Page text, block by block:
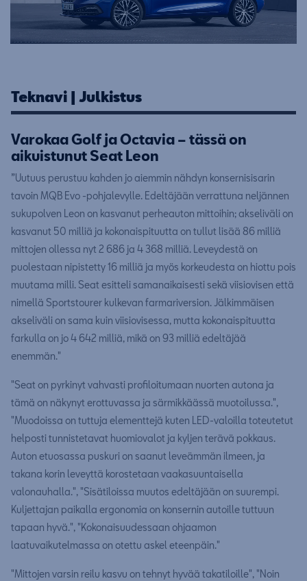
Teknavi | Julkistus
Varokaa Golf ja Octavia – tässä on
aikuistunut Seat Leon
”Uutuus perustuu kahden jo aiemmin nähdyn konsernisisarin
tavoin MQB Evo -pohjalevylle. Edeltäjään verrattuna neljännen
sukupolven Leon on kasvanut perheauton mittoihin; akseliväli on
kasvanut 50 milliä ja kokonaispituutta on tullut lisää 86 milliä
mittojen ollessa nyt 2 686 ja 4 368 milliä. Leveydestä on
puolestaan nipistetty 16 milliä ja myös korkeudesta on hiottu pois
muutama milli. Seat esitteli samanaikaisesti sekä viisiovisen että
nimellä Sportstourer kulkevan farmariversion. Jälkimmäisen
akseliväli on sama kuin viisiovisessa, mutta kokonaispituutta
farkulla on jo 4 642 milliä, mikä on 93 milliä edeltäjää
enemmän."
"Seat on pyrkinyt vahvasti profiloitumaan nuorten autona ja
tämä on näkynyt erottuvassa ja särmikkäässä muotoilussa.",
"Muodoissa on tuttuja elementtejä kuten LED-valoilla toteutetut
helposti tunnistetavat huomiovalot ja kyljen terävä pokkaus.
Auton etuosassa puskuri on saanut leveämmän ilmeen, ja
takana korin leveyttä korostetaan vaakasuuntaisella
valonauhalla.", "Sisätiloissa muutos edeltäjään on suurempi.
Kuljettajan paikalla ergonomia on konsernin autoille tuttuun
tapaan hyvä.", "Kokonaisuudessaan ohjaamon
laatuvaikutelmassa on otettu askel eteenpäin."
"Mittojen varsin reilu kasvu on tehnyt hyvää takatiloille", "Noin